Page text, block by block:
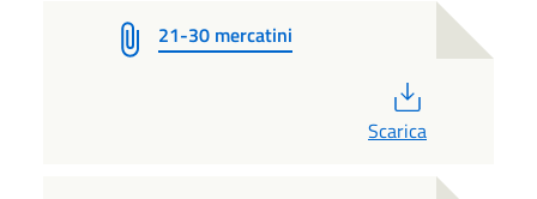
21-30 mercatini
Scarica